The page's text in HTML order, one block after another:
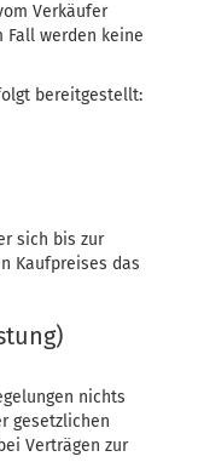
Verkäufer
Fall werden keine
bereitgestellt:
sich bis zur
Kaufpreises das
nichts
gesetzlichen
Verträgen zur